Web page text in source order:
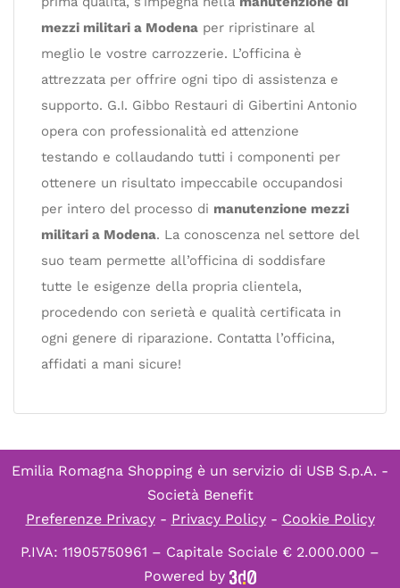
mezzi militari a Modena per ripristinare al
meglio le vostre carrozzerie. L’officina è
attrezzata per offrire ogni tipo di assistenza e
supporto. G.I. Gibbo Restauri di Gibertini Antonio
opera con professionalità ed attenzione
testando e collaudando tutti i componenti per
ottenere un risultato impeccabile occupandosi
per intero del processo di manutenzione mezzi
militari a Modena. La conoscenza nel settore del
suo team permette all’officina di soddisfare
tutte le esigenze della propria clientela,
procedendo con serietà e qualità certificata in
ogni genere di riparazione. Contatta l’officina,
affidati a mani sicure!
Emilia Romagna Shopping è un servizio di USB S.p.A. -
Società Benefit
Preferenze Privacy- Privacy Policy- Cookie Policy
P.IVA: 11905750961 – Capitale Sociale € 2.000.000 –
Powered by